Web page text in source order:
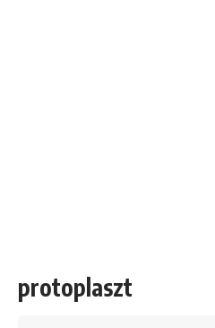
protoplaszt